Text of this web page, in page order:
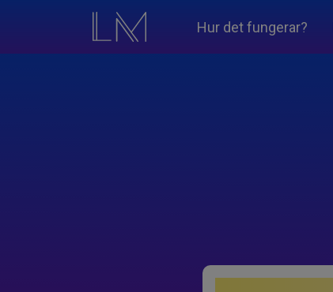
Hur det fungerar?